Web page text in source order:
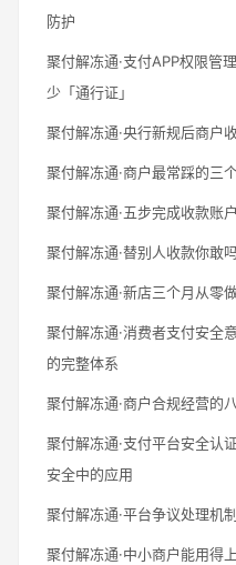
防护
聚付解冻通·支付APP权限管
少「通行证」
聚付解冻通·央行新规后商户
聚付解冻通·商户最常踩的三
聚付解冻通·五步完成收款账
聚付解冻通·替别人收款你敢
聚付解冻通·新店三个月从零
聚付解冻通·消费者支付安全
的完整体系
聚付解冻通·商户合规经营的
聚付解冻通·支付平台安全认
安全中的应用
聚付解冻通·平台争议处理机
聚付解冻通·中小商户能用得